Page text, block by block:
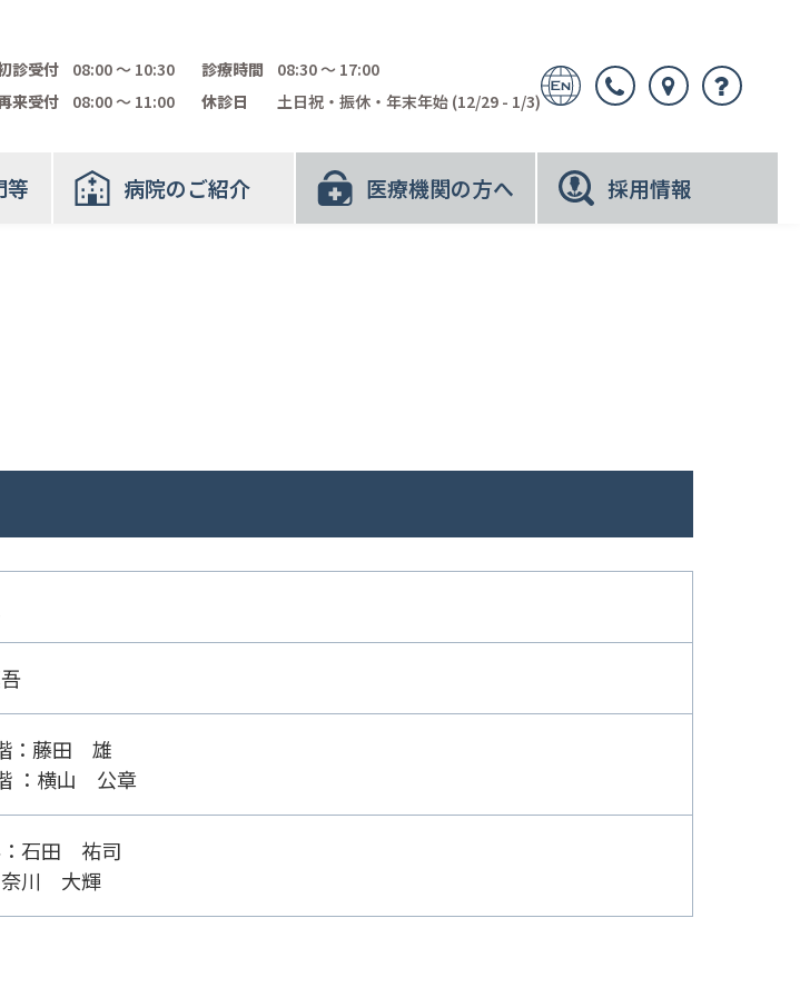
診受付 08:00 〜 10:30 診療時間
08:30 〜 17:00
来受付
08:00 〜 11:00 休診日 土日祝・振休・年末年始 (12/29 - 1/3)
等 病院のご紹介 医療機関の方へ 採用情報
：藤田 雄
：横山 公章
：石田 祐司
奈川 大輝